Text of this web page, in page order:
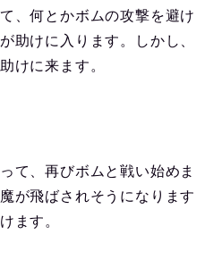
、何とかボムの攻撃を避け
助けに入ります。しかし、
けに来ます。
て、再びボムと戦い始めま
が飛ばされそうになります
ます。